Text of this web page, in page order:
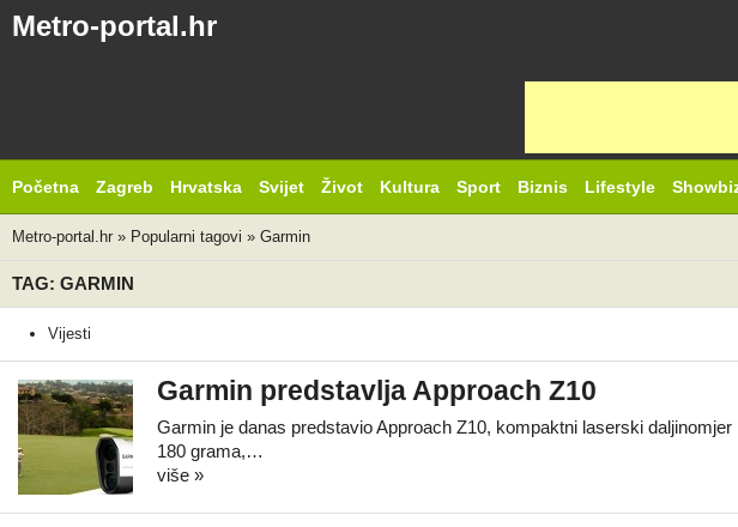
Metro-portal.hr
Početna Zagreb Hrvatska Svijet Život Kultura Sport Biznis Lifestyle
Metro-portal.hr » Popularni tagovi » Garmin
TAG: GARMIN
Vijesti
Garmin predstavlja Approach Z10
Garmin je danas predstavio Approach Z10, kompaktni laserski
180 grama,…
više »